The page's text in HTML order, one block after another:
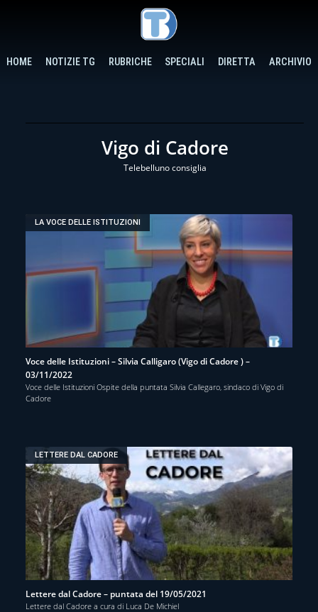
HOME NOTIZIE TG RUBRICHE SPECIALI DIRETTA ARCHIVIO
Vigo di Cadore
Telebelluno consiglia
LA VOCE DELLE ISTITUZIONI
Voce delle Istituzioni – Silvia Calligaro (Vigo di Cadore ) –
03/11/2022
Voce delle Istituzioni Ospite della puntata Silvia Callegaro, sindaco di Vigo di
Cadore
LETTERE DAL CADORE
Lettere dal Cadore – puntata del 19/05/2021
Lettere dal Cadore a cura di Luca De Michiel